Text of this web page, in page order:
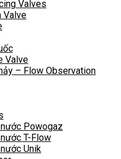
Valves
Valve
Valve
– Flow Observation
Powogaz
T-Flow
Unik